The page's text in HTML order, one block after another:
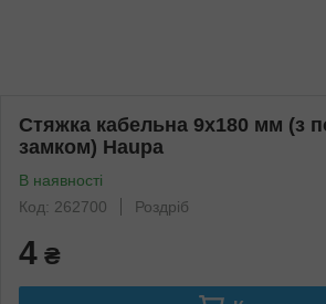
Стяжка кабельна 9x180 мм (з
замком) Haupa
В наявності
Код: 262700
Роздріб
4 ₴